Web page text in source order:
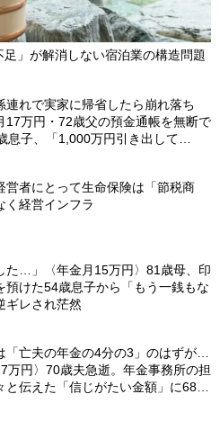
」が解消しない宿泊業の構造問題
連れで実家に帰省したら崩れ落ち
万円・72歳父の預金通帳を無断で
息子、「1,000万円引き出して
営者にとって生命保険は「節税商
く経営インフラ
た…」〈年金月15万円〉81歳母、印
預けた54歳息子から「もう一銭もな
ギレされ茫然
「亡夫の年金の4分の3」のはずが…
万円〉70歳夫急逝。年金事務所の担
と伝えた「信じがたい金額」に68歳